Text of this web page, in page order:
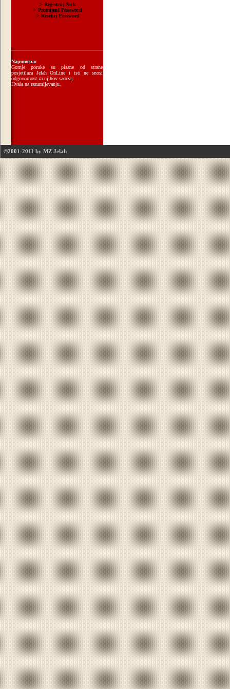
Napomena:
Gornje poruke su pisane od strane
posjetilaca Jelah OnLine i isti ne snosi
odgovornost za njihov sadrzaj.
Hvala na razumijevanju.
©2001-2011 by MZ Jelah